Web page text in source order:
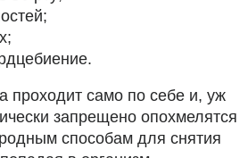
проходит само по себе и, уж
запрещено опохмелятся
способам для снятия